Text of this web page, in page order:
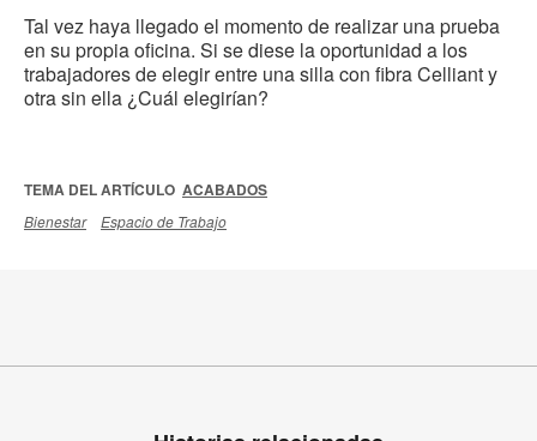
Tal vez haya llegado el momento de realizar una prueba
en su propia oficina. Si se diese la oportunidad a los
trabajadores de elegir entre una silla con fibra Celliant y
otra sin ella ¿Cuál elegirían?
TEMA DEL ARTÍCULO ACABADOS
Bienestar Espacio de Trabajo